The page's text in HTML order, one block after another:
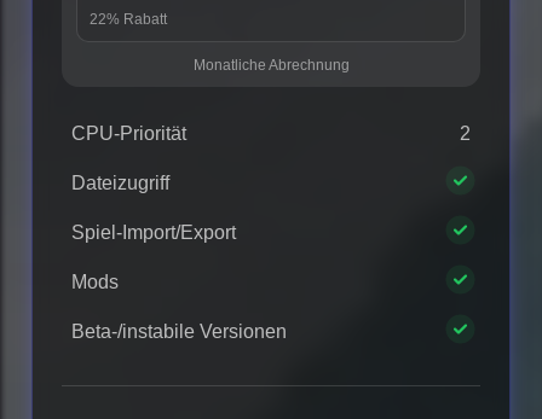
22% Rabatt
Monatliche Abrechnung
CPU-Priorität 2
Dateizugriff
Spiel-Import/Export
Mods
Beta-/instabile Versionen